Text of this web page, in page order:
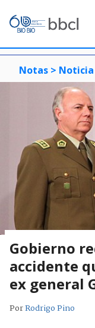
Notas > Noticia
Gobierno
accidente
ex general
PorRodrigo Pino